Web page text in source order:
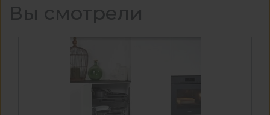
Вы смотрели